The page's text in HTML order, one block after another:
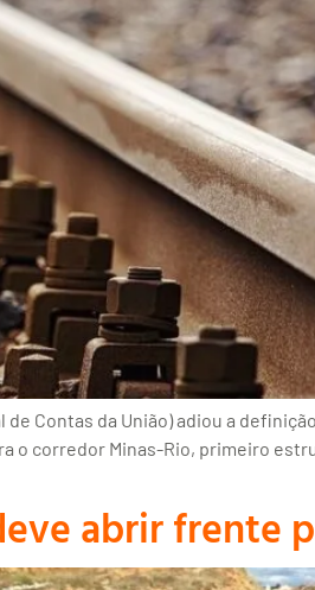
de Contas da União) adiou a
o corredor Minas-Rio, primeiro
abrir frente